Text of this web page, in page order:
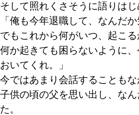
そして照れくさそうに語りはじ
「俺も今年退職して、なんだ
でもこれから何がいつ、起こる
何か起きても困らないように
おいてくれ。」
今ではあまり会話することもな
子供の頃の父を思い出し、なん
た。